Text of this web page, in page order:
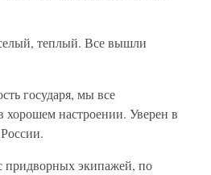
теплый. Все вышли
государя, мы все
хорошем настроении. Уверен в
придворных экипажей, по